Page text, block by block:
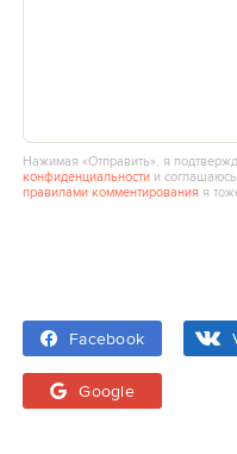
Нажимая «Отправить», я
конфиденциальности и
правилами комментирования я
Facebook
Google